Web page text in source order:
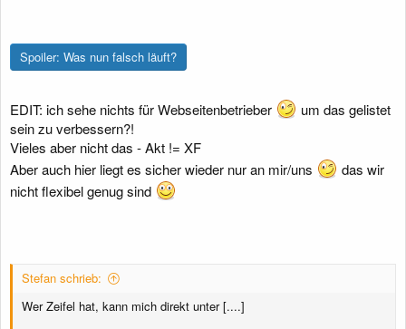
Spoiler: Was nun falsch läuft?
EDIT: ich sehe nichts für Webseitenbetrieber
um das gelistet
sein zu verbessern?!
Vieles aber nicht das - Akt != XF
Aber auch hier liegt es sicher wieder nur an mir/uns
das wir
nicht flexibel genug sind
Stefan schrieb:
Wer Zeifel hat, kann mich direkt unter [....]